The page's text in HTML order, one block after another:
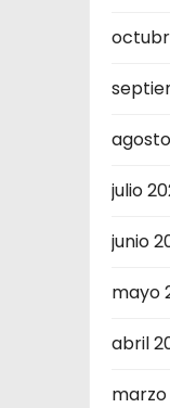
julio
junio
mayo
abril